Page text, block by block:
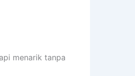
menarik tanpa